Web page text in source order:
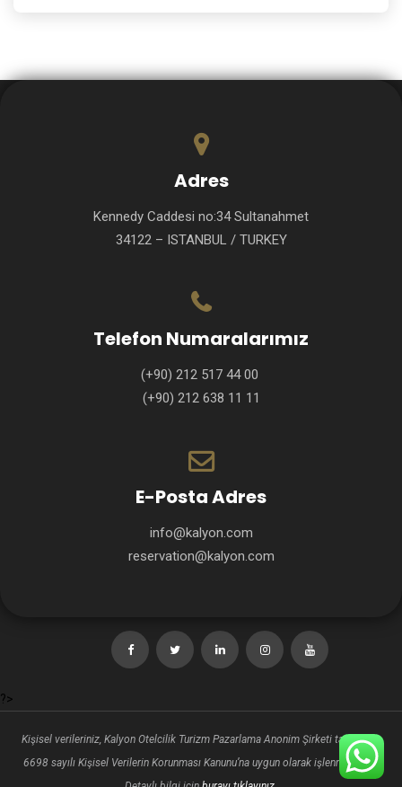
Adres
Kennedy Caddesi no:34 Sultanahmet
34122 – ISTANBUL / TURKEY
Telefon Numaralarımız
(+90) 212 517 44 00
(+90) 212 638 11 11
E-Posta Adres
info@kalyon.com
reservation@kalyon.com
?>
Kişisel verileriniz, Kalyon Otelcilik Turizm Pazarlama Anonim Şirketi tarafından
6698 sayılı Kişisel Verilerin Korunması Kanunu’na uygun olarak işlenmektedir.